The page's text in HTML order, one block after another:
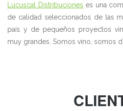
Lucuscal Distribuciones es una
de calidad seleccionados de las
país y de pequeños proyectos
muy grandes. Somos vino, somos